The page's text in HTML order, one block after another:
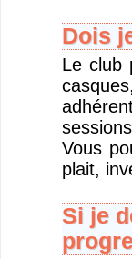
Dois
Le club
Vous
plait,
Si je